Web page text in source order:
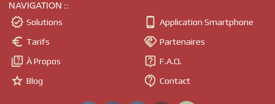
NAVIGATION ::
 Solutions
 Tarifs
 À Propos
 Blog
 Application Smartphone
 Partenaires
 F.A.Q.
 Contact